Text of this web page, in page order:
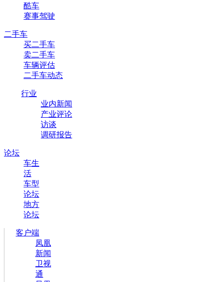
酷车
赛事驾驶
二手车
买二手车
卖二手车
车辆评估
二手车动态
行业
业内新闻
产业评论
访谈
调研报告
论坛
车生
活
车型
论坛
地方
论坛
客户端
凤凰
新闻
卫视
通